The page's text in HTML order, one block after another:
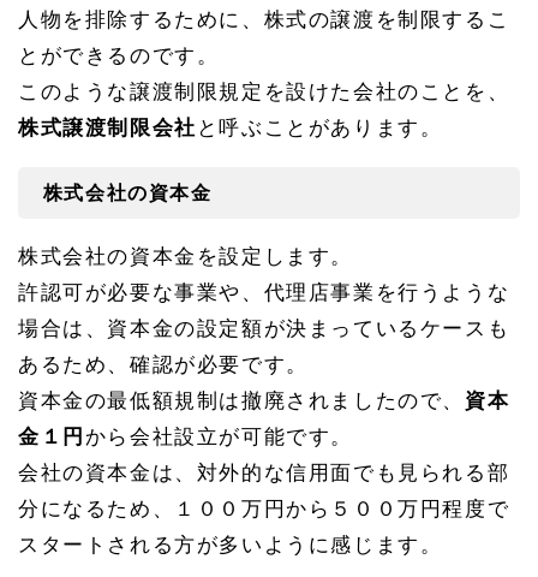
1
3
会社
の設
立日
1.
1
設立
日を
土日
にし
たい
1.
1
2
設立
日と
登記
日の
人物を排除するために、株式の譲渡を制限するこ
とができるのです。
このような譲渡制限規定を設けた会社のことを、
株式譲渡制限会社 と呼ぶことがあります。
株式会社の資本金
株式会社の資本金を設定します。
許認可が必要な事業や、代理店事業を行うような
場合は、資本金の設定額が決まっているケースも
あるため、確認が必要です。
資本金の最低額規制は撤廃されましたので、 資本
金１円 から会社設立が可能です。
会社の資本金は、対外的な信用面でも見られる部
分になるため、１００万円から５００万円程度で
スタートされる方が多いように感じます。